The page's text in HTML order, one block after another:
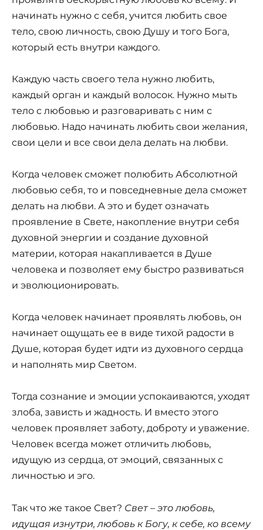
начинать нужно с себя, учится любить свое
тело, свою личность, свою Душу и того Бога,
который есть внутри каждого.
Каждую часть своего тела нужно любить,
каждый орган и каждый волосок. Нужно мыть
тело с любовью и разговаривать с ним с
любовью. Надо начинать любить свои желания,
свои цели и все свои дела делать на любви.
Когда человек сможет полюбить Абсолютной
любовью себя, то и повседневные дела сможет
делать на любви. А это и будет означать
проявление в Свете, накопление внутри себя
духовной энергии и создание духовной
материи, которая накапливается в Душе
человека и позволяет ему быстро развиваться
и эволюционировать.
Когда человек начинает проявлять любовь, он
начинает ощущать ее в виде тихой радости в
Душе, которая будет идти из духовного сердца
и наполнять мир Светом.
Тогда сознание и эмоции успокаиваются, уходят
злоба, зависть и жадность. И вместо этого
человек проявляет заботу, доброту и уважение.
Человек всегда может отличить любовь,
идущую из сердца, от эмоций, связанных с
личностью и эго.
Так что же такое Свет? Свет – это любовь,
идущая изнутри, любовь к Богу, к себе, ко всему